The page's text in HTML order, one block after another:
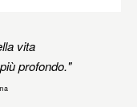
vita
profondo."